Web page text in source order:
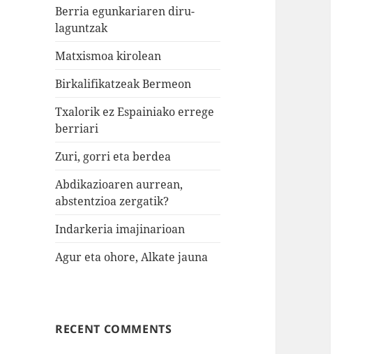
Berria egunkariaren diru-
laguntzak
Matxismoa kirolean
Birkalifikatzeak Bermeon
Txalorik ez Espainiako errege
berriari
Zuri, gorri eta berdea
Abdikazioaren aurrean,
abstentzioa zergatik?
Indarkeria imajinarioan
Agur eta ohore, Alkate jauna
RECENT COMMENTS